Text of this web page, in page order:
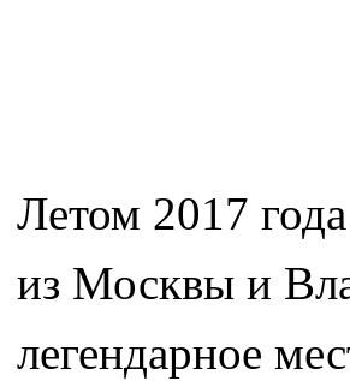
Летом 2017
из Москвы и
легендарное